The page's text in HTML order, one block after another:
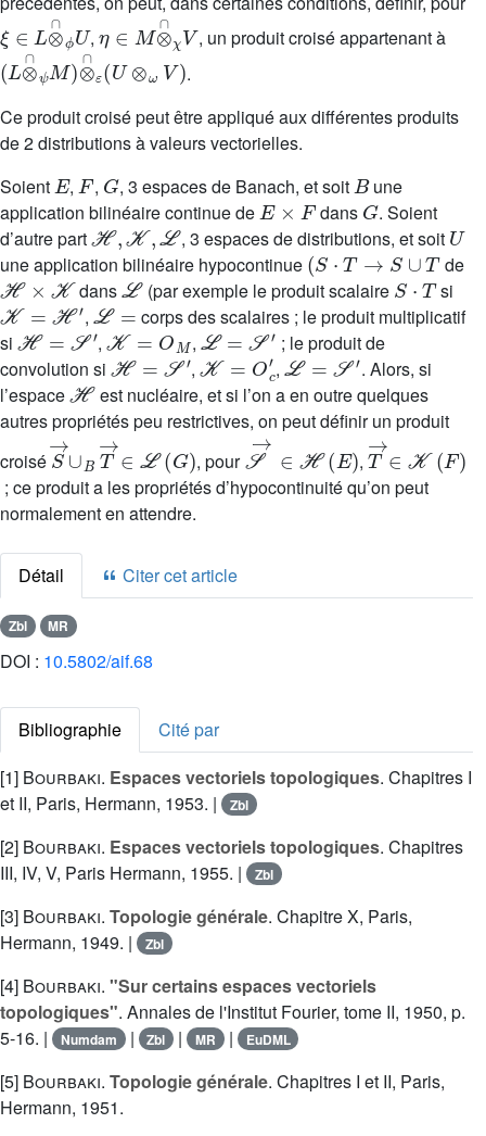
ξ ⊗∩ U
,
∈M ⊗∩
, un produit croisé appartenant à
(L ⊗ ψM)⊗ ⊗ω V
.
Ce produit croisé peut être appliqué aux différentes produits
de 2 distributions à valeurs vectorielles.
Soient
, , , 3 espaces de Banach, et soit
une
application bilinéaire continue de
E×F
dans
G
. Soient
d’autre part
ℋ,𝒦,ℒ
, 3 espaces de distributions, et soit
une application bilinéaire hypocontinue
(S·T→S∪T
de
ℋ×𝒦
dans
ℒ
(par exemple le produit scalaire
S ·T
si
𝒦= ℋ′
,
ℒ=
corps des scalaires ; le produit multiplicatif
si
ℋ= 𝒮′
,
𝒦=OM
,
ℒ=𝒮′
; le produit de
convolution si
ℋ =𝒮 ′
,
𝒦=O c′
,
ℒ=𝒮′
. Alors, si
l’espace
ℋ
est nucléaire, et si l’on a en outre quelques
autres propriétés peu restrictives, on peut définir un produit
croisé
S→ ∪BT G
, pour
𝒮→
,
T→ )
; ce produit a les propriétés d’hypocontinuité qu’on peut
normalement en attendre.
Détail Citer cet article
Zbl MR
DOI : 10.5802/aif.68
Bibliographie
Cité par
[1] Bourbaki. Espaces vectoriels topologiques. Chapitres I
et II, Paris, Hermann, 1953. |
Zbl
[2] Bourbaki. Espaces vectoriels topologiques. Chapitres
III, IV, V, Paris Hermann, 1955. |
Zbl
[3] Bourbaki. Topologie générale. Chapitre X, Paris,
Hermann, 1949. |
Zbl
[4] Bourbaki. "Sur certains espaces vectoriels
topologiques". Annales de l'Institut Fourier, tome II, 1950, p.
5-16. |
Numdam | Zbl | MR | EuDML
[5] Bourbaki. Topologie générale. Chapitres I et II, Paris,
Hermann, 1951.